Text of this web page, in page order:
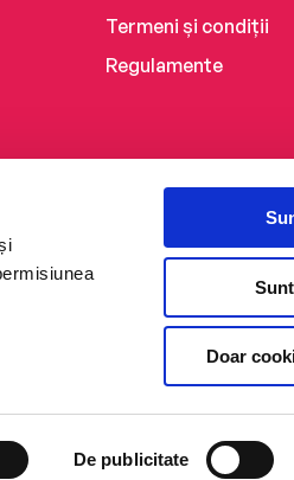
De publicitate
Doar
Termeni și condiții
Regulamente